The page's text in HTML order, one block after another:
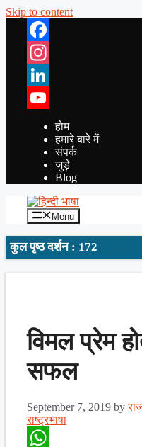
Skip to content
Facebook
Instagram
LinkedIn
YouTube
होम
हमारे बारे में
संपर्क
जुड़े
Blog
Menu
कुल पृष्ठ दर्शन : 172
विमल प्रेम
सफल
September 7, 2019 by
राष्ट्रभाषा